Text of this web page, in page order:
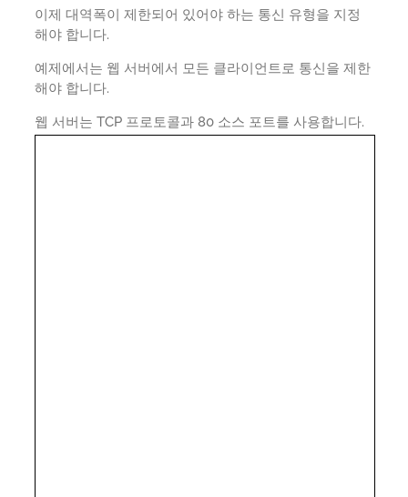
이제 대역폭이 제한되어 있어야 하는 통신 유형을 지정
해야 합니다.
예제에서는 웹 서버에서 모든 클라이언트로 통신을 제한
해야 합니다.
웹 서버는 TCP 프로토콜과 80 소스 포트를 사용합니다.